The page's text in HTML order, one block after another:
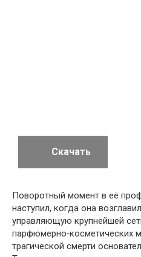
Скачать
Поворотный момент в её
наступил, когда она
управляющую крупнейшей
парфюмерно‑косметических
трагической смерти